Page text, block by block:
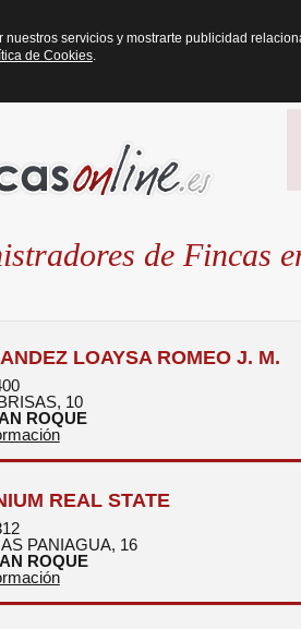
de Fincas
LOAYSA ROMEO J. M.
10
ROQUE
REAL STATE
PANIAGUA, 16
ROQUE
servicios y mostrarte publicidad
de Cookies.